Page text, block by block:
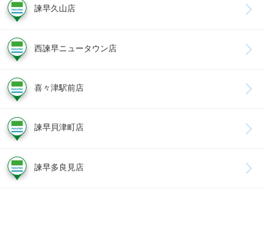
諫早久山店
西諫早ニュータウン店
喜々津駅前店
諫早貝津町店
諫早多良見店